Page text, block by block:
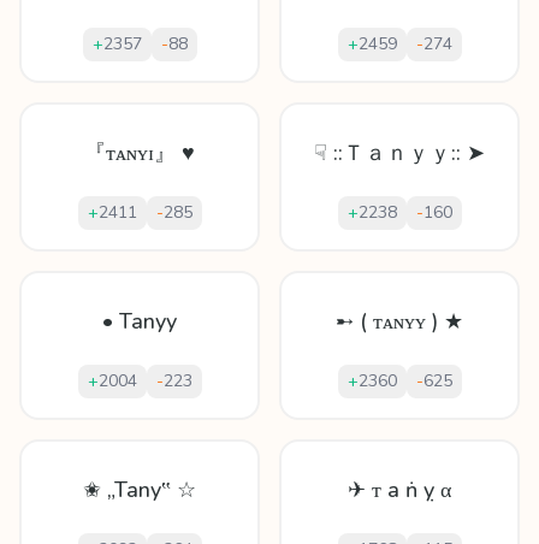
+2357 -88 +2459 -274
『ᴛᴀɴʏɪ』 ♥
+2411 -285
☟ ::Ｔａｎｙｙ:: ➤
+2238 -160
• Tanyy
+2004 -223
➸ ( ᴛᴀɴʏʏ ) ★
+2360 -625
✬ „Tany‟ ☆ ✈ ᴛ а ṅ ỵ α